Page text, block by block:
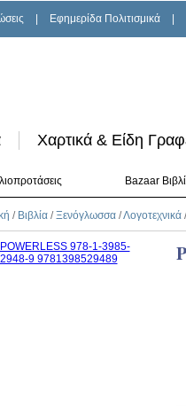
Εφημερίδα Πολιτισμικά
Χαρτικά & Είδη
Bazaar
/ Βιβλία /Ξενόγλωσσα /Λογοτεχνικά